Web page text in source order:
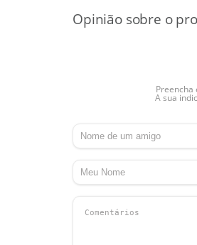
Preencha
A sua